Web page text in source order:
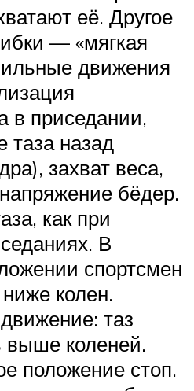
её. Другое
— «мягкая
движения
в приседании,
таза назад
захват веса,
бёдер.
как при
В
спортсмен
ниже колен.
таз
коленей.
положение стоп.